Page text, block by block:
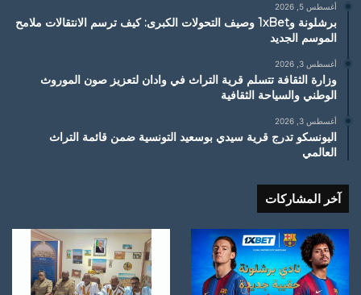
أغسطس 5, 2026
برشلونة و1xBet وصيف التحولات الكبرى: كيف ترسم الانتقالات ملامح
الموسم الجديد
أغسطس 3, 2026
وزارة الثقافة تتسلم قرية التراث في وادان لتعزيز صون الموروث
الوطني والسياحة الثقافية
أغسطس 3, 2026
اليونسكو تدرج قرية سيدي بوسعيد التونسية ضمن قائمة التراث
العالمي
آخر المشاركات